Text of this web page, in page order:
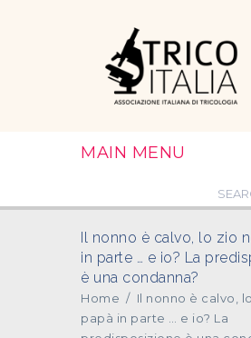
MAIN MENU
Il nonno è calvo, lo zio
in parte … e io? La
è una condanna?
Home / Il nonno è calvo,
papà in parte … e io? La